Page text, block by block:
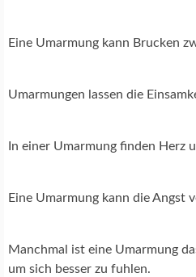
Eine Umarmung kann Brucken
Umarmungen lassen die
In einer Umarmung finden Herz
Eine Umarmung kann die Angst
Manchmal ist eine Umarmung
um sich besser zu fuhlen.